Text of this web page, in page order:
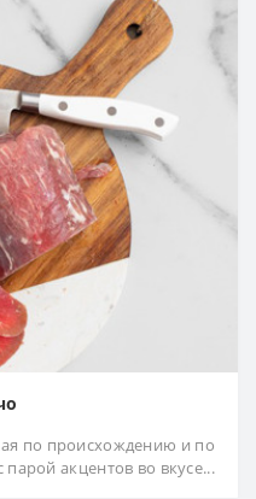
по происхождению и по
парой акцентов во вкусе...